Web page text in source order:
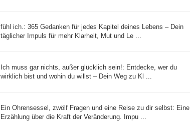
fühl ich.: 365 Gedanken für jedes Kapitel deines Lebens – Dein
täglicher Impuls für mehr Klarheit, Mut und Le ...
Ich muss gar nichts, außer glücklich sein!: Entdecke, wer du
wirklich bist und wohin du willst – Dein Weg zu Kl ...
Ein Ohrensessel, zwölf Fragen und eine Reise zu dir selbst: Eine
Erzählung über die Kraft der Veränderung. Impu ...